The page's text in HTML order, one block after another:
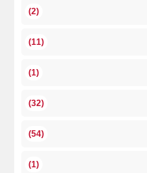
(2)
(11)
(1)
(32)
(54)
(1)